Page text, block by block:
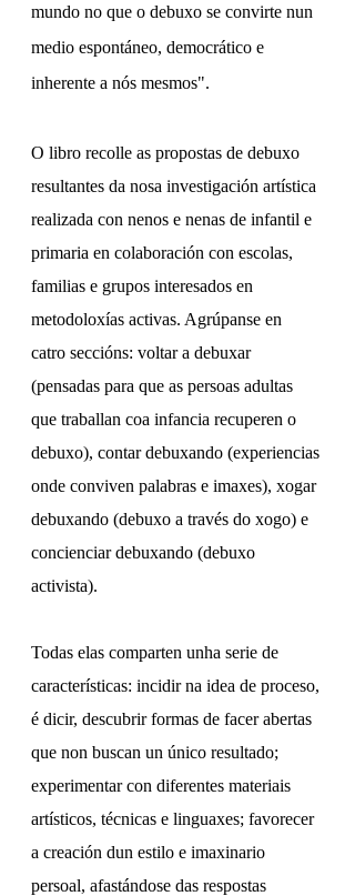
mundo no que o debuxo se convirte nun
medio espontáneo, democrático e
inherente a nós mesmos".
O libro recolle as propostas de debuxo
resultantes da nosa investigación artística
realizada con nenos e nenas de infantil e
primaria en colaboración con escolas,
familias e grupos interesados ​​en
metodoloxías activas. Agrúpanse en
catro seccións: voltar a debuxar
(pensadas para que as persoas adultas
que traballan coa infancia recuperen o
debuxo), contar debuxando (experiencias
onde conviven palabras e imaxes), xogar
debuxando (debuxo a través do xogo) e
concienciar debuxando (debuxo
activista).
Todas elas comparten unha serie de
características: incidir na idea de proceso,
é dicir, descubrir formas de facer abertas
que non buscan un único resultado;
experimentar con diferentes materiais
artísticos, técnicas e linguaxes; favorecer
a creación dun estilo e imaxinario
persoal, afastándose das respostas